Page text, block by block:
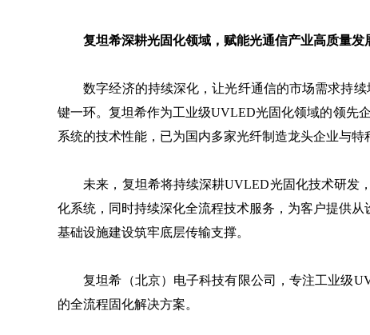
复坦希深耕光固化领域，赋能光通信产业高质量发
数字经济的持续深化，让光纤通信的市场需求持续
键一环。复坦希作为工业级UVLED光固化领域的领先
系统的技术性能，已为国内多家光纤制造龙头企业与
未来，复坦希将持续深耕UVLED光固化技术研发，
化系统，同时持续深化全流程技术服务，为客户提供
基础设施建设筑牢底层传输支撑。
复坦希（北京）电子科技有限公司，专注工业级
的全流程固化解决方案。